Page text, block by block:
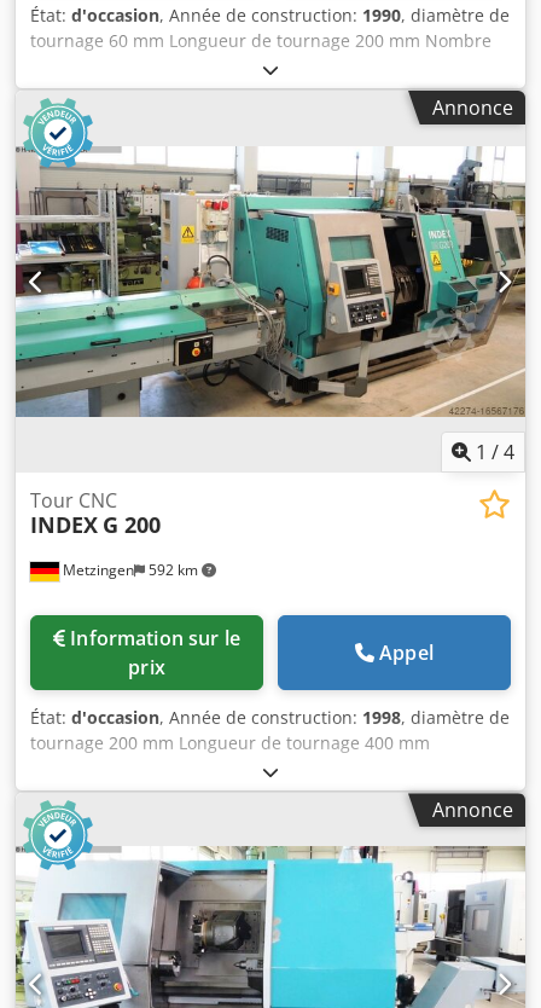
État: d'occasion, Année de construction: 1990, diamètre de
tournage 60 mm Longueur de tournage 200 mm Nombre
de chariots Puissance totale requise 20 kW Credet Hw
Atepfx Am Ujf Poids de la machine env. t Espace
nécessaire env. m Alésage 30 mm, commande INDEX C
200, vitesse de rotation de la broche 7.500 tr/min, usinage
arrière, mandrin à 3 mors, outils entraînés, Chargeur de
pièces WHU 80
Annonce
1 /4
Metzingen 592 km
Tour CNC
INDEX G 200
prix
Appel
État: d'occasion, Année de construction: 1998, diamètre de
tournage 200 mm Longueur de tournage 400 mm
Commande SIEMENS SINUMERIC 840 C Puissance totale
requise 40 kW Crjdpjt Hw Rkofx Am Uef Poids de la
machine env. 6.500 kg Espace nécessaire env. m I N D E X
Tour CNC avec 2 tourelles, ravitailleur de barres et
système de manipulation et commande CNC SIEMENS
Type 840 C Type G 200, année de construction 1998 # 810
728 _____ Passage de matière pour l'usinage de barres env.
42 mm Ø de rotation de la pièce à usiner env. 400 mm Ø
de tournage lors des travaux de mandrinage 200 mm
Longueur de tournage / largeur de pointe env. 400 mm
Annonce